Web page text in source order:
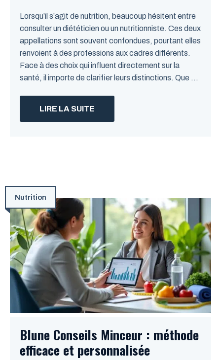
Lorsqu’il s’agit de nutrition, beaucoup hésitent entre
consulter un diététicien ou un nutritionniste. Ces deux
appellations sont souvent confondues, pourtant elles
renvoient à des professions aux cadres différents.
Face à des choix qui influent directement sur la
santé, il importe de clarifier leurs distinctions. Que ...
LIRE LA SUITE
Nutrition
Blune Conseils Minceur : méthode
efficace et personnalisée